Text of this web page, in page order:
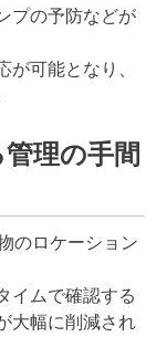
プの予防などが
が可能となり、
理の手間
のロケーション
イムで確認する
大幅に削減され